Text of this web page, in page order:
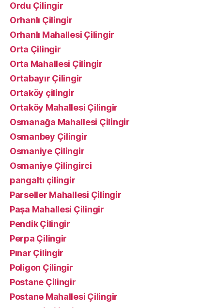
Ordu Çilingir
Orhanlı Çilingir
Orhanlı Mahallesi Çilingir
Orta Çilingir
Orta Mahallesi Çilingir
Ortabayır Çilingir
Ortaköy çilingir
Ortaköy Mahallesi Çilingir
Osmanağa Mahallesi Çilingir
Osmanbey Çilingir
Osmaniye Çilingir
Osmaniye Çilingirci
pangaltı çilingir
Parseller Mahallesi Çilingir
Paşa Mahallesi Çilingir
Pendik Çilingir
Perpa Çilingir
Pınar Çilingir
Poligon Çilingir
Postane Çilingir
Postane Mahallesi Çilingir